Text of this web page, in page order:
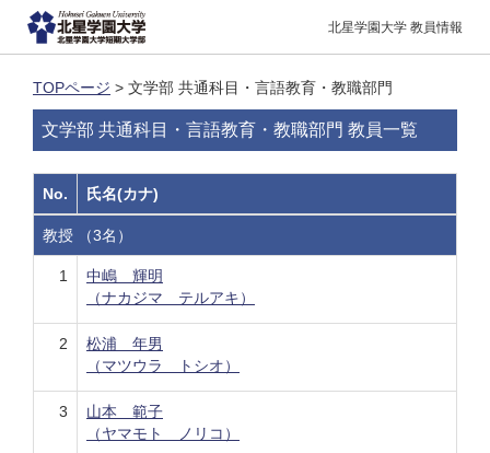
北星学園大学 教員情報
TOPページ > 文学部 共通科目・言語教育・教職部門
文学部 共通科目・言語教育・教職部門 教員一覧
No. 氏名(カナ)
教授 （3名）
1
中嶋 輝明
（ナカジマ テルアキ）
2
松浦 年男
（マツウラ トシオ）
3
山本 範子
（ヤマモト ノリコ）